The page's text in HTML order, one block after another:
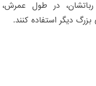
رباتشان، در طول
دیگر استفاده کنند.